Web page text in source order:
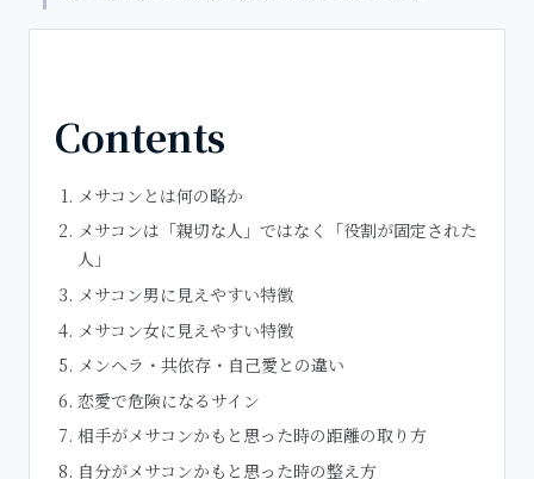
Contents
メサコンとは何の略か
メサコンは「親切な人」ではなく「役割が固定された
人」
メサコン男に見えやすい特徴
メサコン女に見えやすい特徴
メンヘラ・共依存・自己愛との違い
恋愛で危険になるサイン
相手がメサコンかもと思った時の距離の取り方
自分がメサコンかもと思った時の整え方